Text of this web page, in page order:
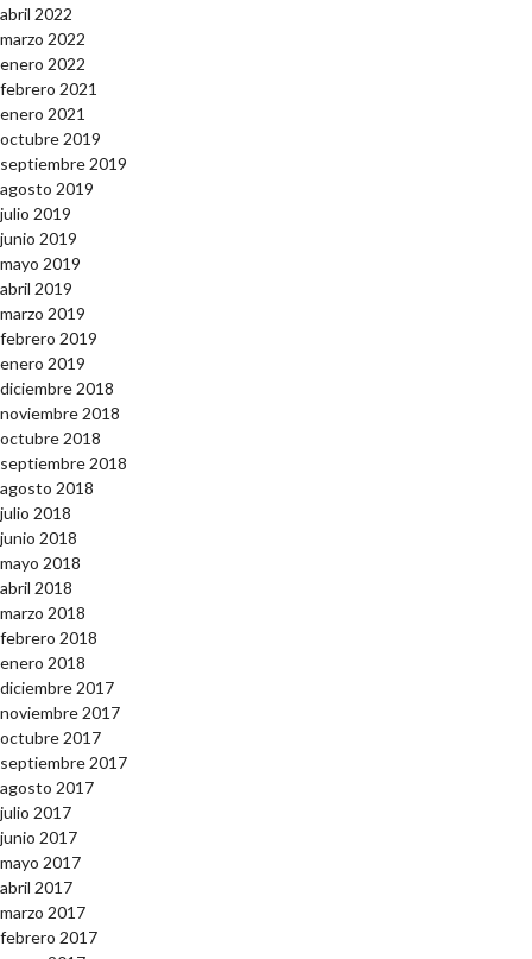
abril 2022
marzo 2022
enero 2022
febrero 2021
enero 2021
octubre 2019
septiembre 2019
agosto 2019
julio 2019
junio 2019
mayo 2019
abril 2019
marzo 2019
febrero 2019
enero 2019
diciembre 2018
noviembre 2018
octubre 2018
septiembre 2018
agosto 2018
julio 2018
junio 2018
mayo 2018
abril 2018
marzo 2018
febrero 2018
enero 2018
diciembre 2017
noviembre 2017
octubre 2017
septiembre 2017
agosto 2017
julio 2017
junio 2017
mayo 2017
abril 2017
marzo 2017
febrero 2017